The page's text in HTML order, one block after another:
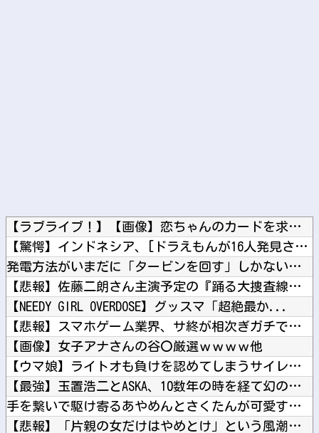
【ラブライブ！】【画像】恋ちゃんのカードを求めMELLOW ...
【驚愕】インドネシア、[ドラえもんが16人発見されるｗｗｗｗ...
発電方法がいまだに「タービンを回す」しかない理由ｗｗｗｗ他
【悲報】佐藤二朗さん主演予定の『踊る大捜査線』スピンオフ、撮...
【NEEDY GIRL OVERDOSE】グッスマ「超絶最か...
【悲報】スマホゲーム業界、サ終が相次ぎガチで危機的な状況に…...
【画像】女子アナさんの谷〇厳選ｗｗｗｗ他
【ウマ娘】ライトオも負けを認めてしまうサイレンススズカ定規概...
【最強】玉置浩二とASKA、10数年の時を経て幻の合作曲をガ...
手を繋いで駆け寄るあやめんとさくたんが可愛すぎる！！！【乃木...
【悲報】「片親の女だけはやめとけ」という風潮、広まりつつある...